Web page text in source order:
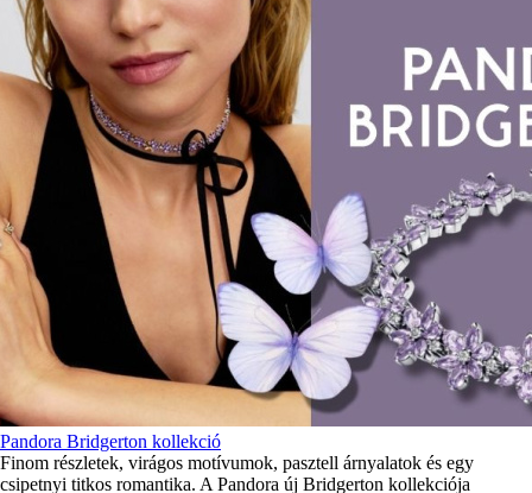
Pandora Bridgerton kollekció
Finom részletek, virágos motívumok, pasztell árnyalatok és egy
csipetnyi titkos romantika. A Pandora új Bridgerton kollekciója